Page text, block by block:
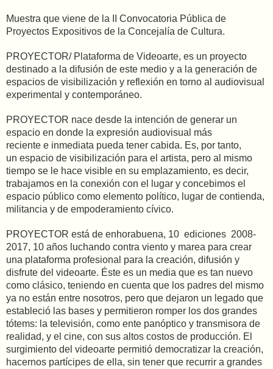
Muestra que viene de la II Convocatoria Pública de
Proyectos Expositivos de la Concejalía de Cultura.
PROYECTOR/ Plataforma de Videoarte, es un proyecto
destinado a la difusión de este medio y a la generación de
espacios de visibilización y reflexión en torno al audiovisual
experimental y contemporáneo.
PROYECTOR nace desde la intención de generar un
espacio en donde la expresión audiovisual más
reciente e inmediata pueda tener cabida. Es, por tanto,
un espacio de visibilización para el artista, pero al mismo
tiempo se le hace visible en su emplazamiento, es decir,
trabajamos en la conexión con el lugar y concebimos el
espacio público como elemento político, lugar de contienda,
militancia y de empoderamiento cívico.
PROYECTOR está de enhorabuena, 10 ediciones 2008-
2017, 10 años luchando contra viento y marea para crear
una plataforma profesional para la creación, difusión y
disfrute del videoarte. Éste es un media que es tan nuevo
como clásico, teniendo en cuenta que los padres del mismo
ya no están entre nosotros, pero que dejaron un legado que
estableció las bases y permitieron romper los dos grandes
tótems: la televisión, como ente panóptico y transmisora de
realidad, y el cine, con sus altos costos de producción. El
surgimiento del videoarte permitió democratizar la creación,
hacernos partícipes de ella, sin tener que recurrir a grandes